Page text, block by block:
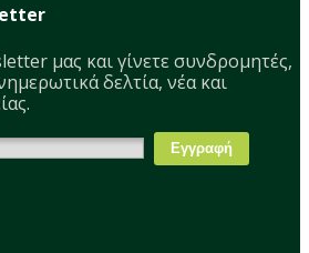
μας και γίνετε συνδρομητές,
δελτία, νέα και